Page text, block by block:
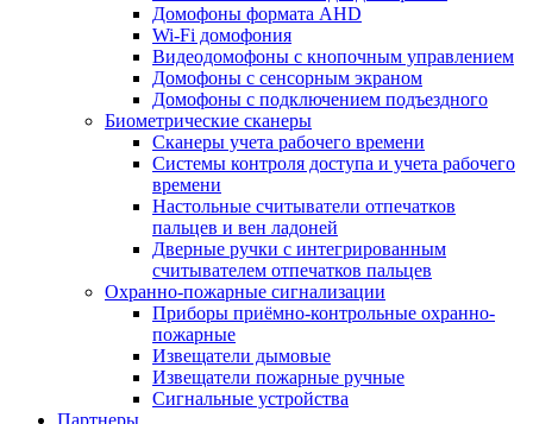
Домофоны формата AHD
Wi-Fi домофония
Видеодомофоны с кнопочным управлением
Домофоны с сенсорным экраном
Домофоны с подключением подъездного
Биометрические сканеры
Сканеры учета рабочего времени
Системы контроля доступа и учета рабочего
времени
Настольные считыватели отпечатков
пальцев и вен ладоней
Дверные ручки с интегрированным
считывателем отпечатков пальцев
Охранно-пожарные сигнализации
Приборы приёмно-контрольные охранно-
пожарные
Извещатели дымовые
Извещатели пожарные ручные
Сигнальные устройства
Партнеры